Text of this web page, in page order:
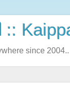
since 2004..